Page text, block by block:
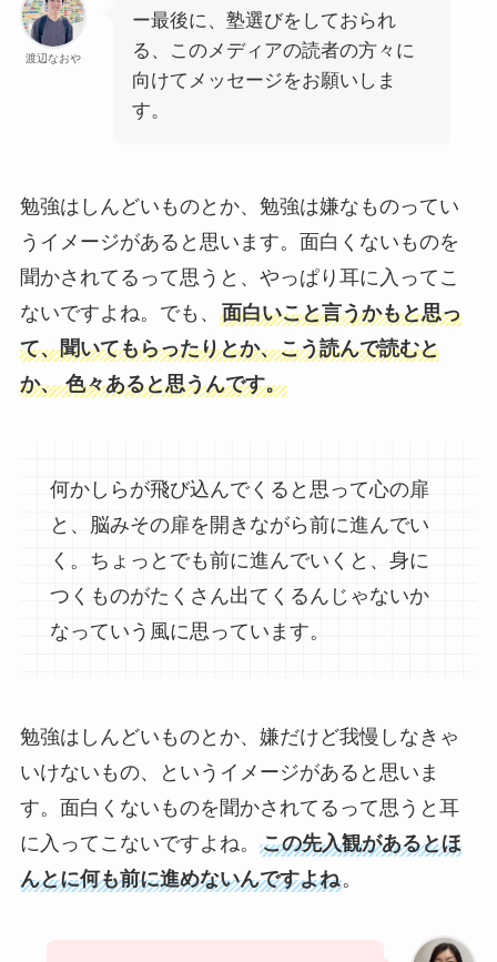
渡辺なおや
ー最後に、塾選びをしておられ
る、このメディアの読者の方々に
向けてメッセージをお願いしま
す。
勉強はしんどいものとか、勉強は嫌なものってい
うイメージがあると思います。面白くないものを
聞かされてるって思うと、やっぱり耳に入ってこ
ないですよね。でも、 面白いこと言うかもと思っ
て、聞いてもらったりとか、こう読んで読むと
か、 色々あると思うんです。
何かしらが飛び込んでくると思って心の扉
と、脳みその扉を開きながら前に進んでい
く。ちょっとでも前に進んでいくと、身に
つくものがたくさん出てくるんじゃないか
なっていう風に思っています。
勉強はしんどいものとか、嫌だけど我慢しなきゃ
いけないもの、というイメージがあると思いま
す。面白くないものを聞かされてるって思うと耳
に入ってこないですよね。 この先入観があるとほ
んとに何も前に進めないんですよね。